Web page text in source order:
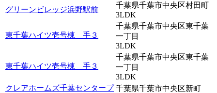
グリーンビレッジ浜野駅前
千葉県千葉市中央区村田町
3LDK
東千葉ハイツ壱号棟 手３
千葉県千葉市中央区東千葉
一丁目
3LDK
東千葉ハイツ壱号棟 手３
千葉県千葉市中央区東千葉
一丁目
3LDK
クレアホームズ千葉センタープ 千葉県千葉市中央区新町